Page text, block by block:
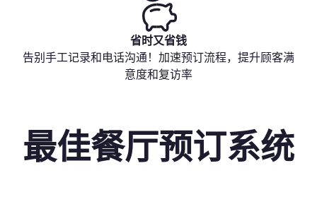
省时又省钱
告别手工记录和电话沟通！加速预订流程，提升顾客满
意度和复访率
最佳餐厅预订系统